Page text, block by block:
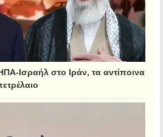
Ισραήλ στο Ιράν, τα αντίποινα